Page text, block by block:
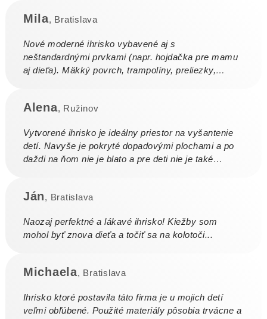
Mila, Bratislava
Nové moderné ihrisko vybavené aj s
neštandardnými prvkami (napr. hojdačka pre mamu
aj dieťa). Mäkký povrch, trampolíny, preliezky,
Alena, Ružinov
Vytvorené ihrisko je ideálny priestor na vyšantenie
detí. Navyše je pokryté dopadovými plochami a po
daždi na ňom nie je blato a pre deti nie je také
Ján, Bratislava
Naozaj perfektné a lákavé ihrisko! Kiežby som
mohol byť znova dieťa a točiť sa na kolotoči...
Michaela, Bratislava
Ihrisko ktoré postavila táto firma je u mojich detí
veľmi obľúbené. Použité materiály pôsobia trvácne a